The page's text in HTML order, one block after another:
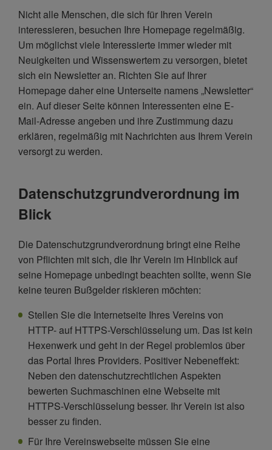
Nicht alle Menschen, die sich für Ihren Verein
interessieren, besuchen Ihre Homepage regelmäßig.
Um möglichst viele Interessierte immer wieder mit
Neuigkeiten und Wissenswertem zu versorgen, bietet
sich ein Newsletter an. Richten Sie auf Ihrer
Homepage daher eine Unterseite namens „Newsletter“
ein. Auf dieser Seite können Interessenten eine E-
Mail-Adresse angeben und ihre Zustimmung dazu
erklären, regelmäßig mit Nachrichten aus Ihrem Verein
versorgt zu werden.
Datenschutzgrundverordnung im
Blick
Die Datenschutzgrundverordnung bringt eine Reihe
von Pflichten mit sich, die Ihr Verein im Hinblick auf
seine Homepage unbedingt beachten sollte, wenn Sie
keine teuren Bußgelder riskieren möchten:
Stellen Sie die Internetseite Ihres Vereins von
HTTP- auf HTTPS-Verschlüsselung um. Das ist kein
Hexenwerk und geht in der Regel problemlos über
das Portal Ihres Providers. Positiver Nebeneffekt:
Neben den datenschutzrechtlichen Aspekten
bewerten Suchmaschinen eine Webseite mit
HTTPS-Verschlüsselung besser. Ihr Verein ist also
besser zu finden.
Für Ihre Vereinswebseite müssen Sie eine